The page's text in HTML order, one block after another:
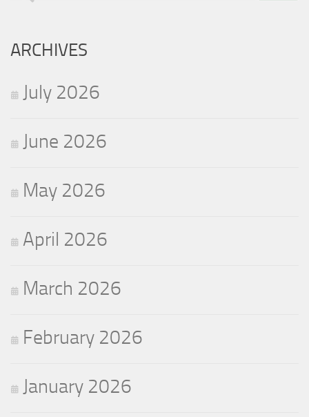
ARCHIVES
July 2026
June 2026
May 2026
April 2026
March 2026
February 2026
January 2026